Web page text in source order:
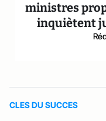
ministres
inquiètent
CLES DU SUCCES